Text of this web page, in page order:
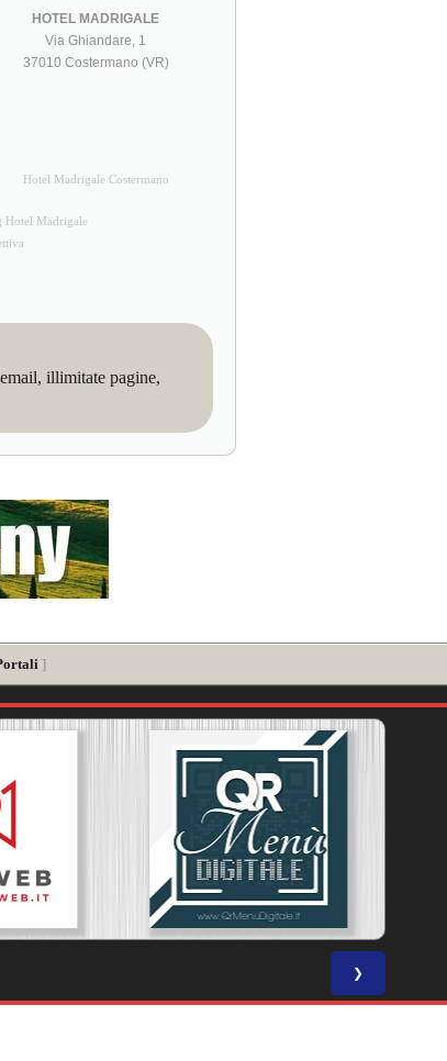
HOTEL MADRIGALE
Via Ghiandare, 1
37010 Costermano (VR)
Hotel Madrigale Costermano
Hotel Madrigale
illimitate pagine,
]
❯